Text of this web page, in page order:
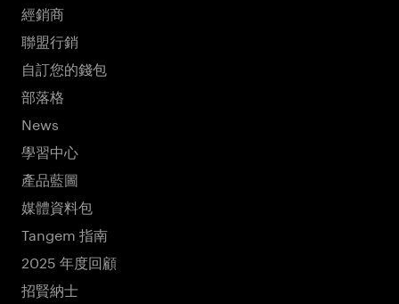
經銷商
聯盟行銷
自訂您的錢包
部落格
News
學習中心
產品藍圖
媒體資料包
Tangem 指南
2025 年度回顧
招賢納士